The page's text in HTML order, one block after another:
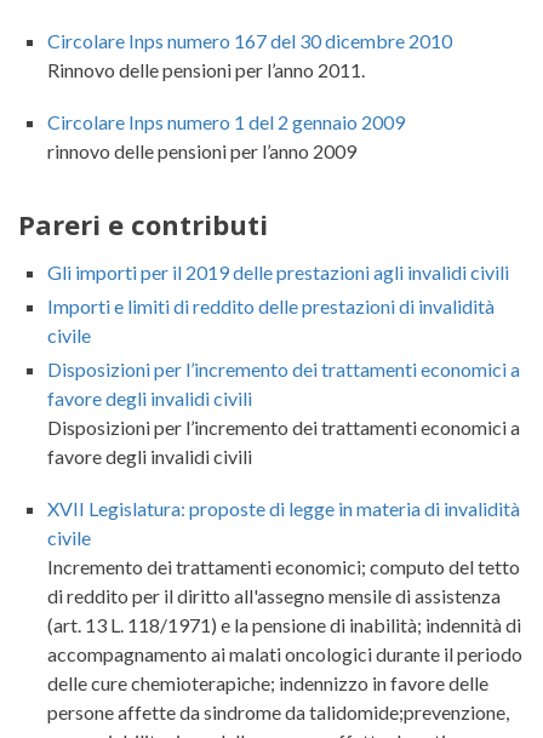
Circolare Inps numero 167 del 30 dicembre 2010
Rinnovo delle pensioni per l’anno 2011.
Circolare Inps numero 1 del 2 gennaio 2009
rinnovo delle pensioni per l’anno 2009
Pareri e contributi
Gli importi per il 2019 delle prestazioni agli invalidi civili
Importi e limiti di reddito delle prestazioni di invalidità
civile
Disposizioni per l’incremento dei trattamenti economici a
favore degli invalidi civili
Disposizioni per l’incremento dei trattamenti economici a
favore degli invalidi civili
XVII Legislatura: proposte di legge in materia di invalidità
civile
Incremento dei trattamenti economici; computo del tetto
di reddito per il diritto all'assegno mensile di assistenza
(art. 13 L. 118/1971) e la pensione di inabilità; indennità di
accompagnamento ai malati oncologici durante il periodo
delle cure chemioterapiche; indennizzo in favore delle
persone affette da sindrome da talidomide;prevenzione,